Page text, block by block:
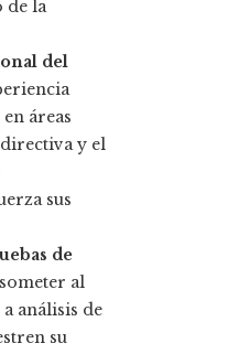
de la
del
áreas
y el
sus
de
someter al
análisis de
su